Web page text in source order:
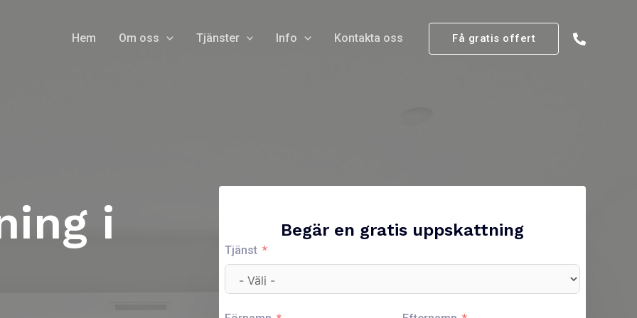
Hem Om oss Tjänster Info Kontakta oss Få gratis offert
i
Begär en gratis uppskattning
Tjänst